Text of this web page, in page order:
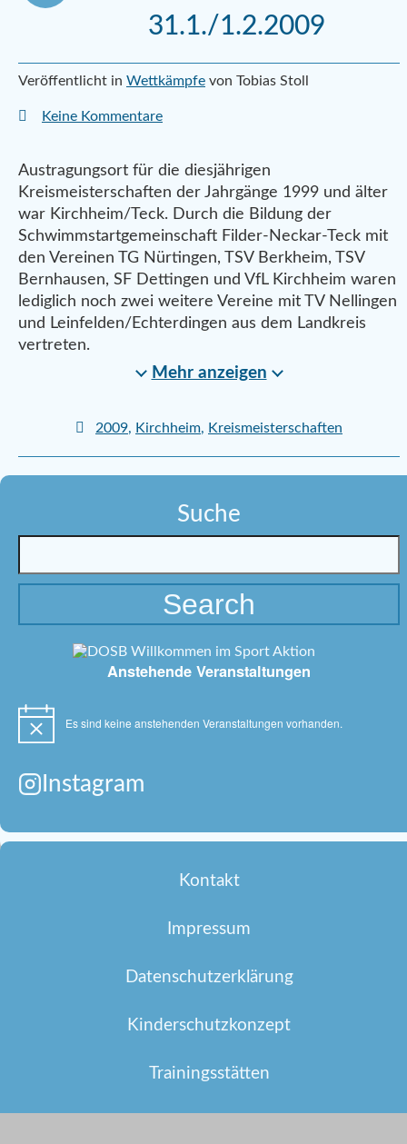
31.1./1.2.2009
Veröffentlicht in Wettkämpfe von Tobias Stoll
Keine Kommentare
Austragungsort für die diesjährigen
Kreismeisterschaften der Jahrgänge 1999 und älter
war Kirchheim/Teck. Durch die Bildung der
Schwimmstartgemeinschaft Filder-Neckar-Teck mit
den Vereinen TG Nürtingen, TSV Berkheim, TSV
Bernhausen, SF Dettingen und VfL Kirchheim waren
lediglich noch zwei weitere Vereine mit TV Nellingen
und Leinfelden/Echterdingen aus dem Landkreis
vertreten.
Mehr anzeigen
2009, Kirchheim, Kreismeisterschaften
Suche
Anstehende Veranstaltungen
Hinweis Es sind keine anstehenden Veranstaltungen vorhanden.
Instagram
Kontakt
Impressum
Datenschutzerklärung
Kinderschutzkonzept
Trainingsstätten